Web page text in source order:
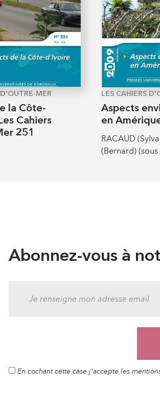
MER
la Côte-
Cahiers
251
LES CAHIERS
Aspects
en
RACAUD
(Bernard)
Abonnez-vous à
En cochant cette case j'accepte les